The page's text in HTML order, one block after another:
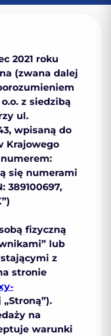
2021 roku
(zwana dalej
z siedzibą
ul.
wpisaną do
Krajowego
się numerami
389100697,
”)
fizyczną
” lub
z
stronie
„Stroną”).
na
warunki